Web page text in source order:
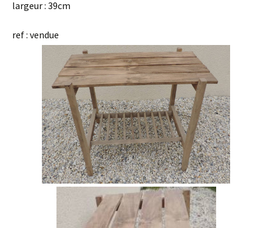
largeur : 39cm
ref : vendue